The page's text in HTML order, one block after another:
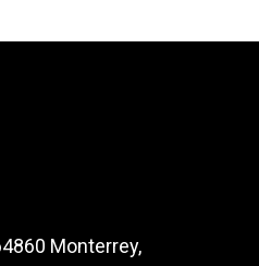
Monterrey,